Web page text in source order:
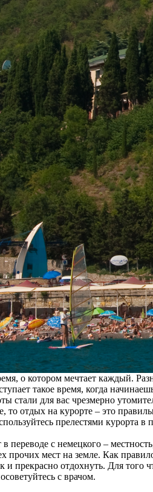
о котором мечтает каждый.
такое время, когда
стали для вас чрезмерно
то отдых на курорте – это
прелестями курорта
в переводе с немецкого –
прочих мест на земле. Как
и прекрасно отдохнуть. Для
с врачом.